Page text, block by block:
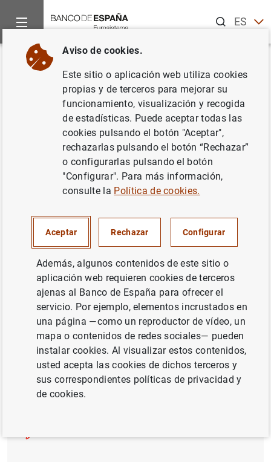
ESEN
Inicio Noticias y eventos
Volver
El BCE anuncia los detalles
operativos de los programas de
compras de bonos de
titulización de activos y de
bonos garantizados
Nota de prensa (103 KB)
Anexo Técnico 1 (28 KB)
Aviso de cookies.
Este sitio o aplicación web utiliza cookies
propias y de terceros para mejorar su
funcionamiento, visualización y recogida
de estadísticas. Puede aceptar todas las
cookies pulsando el botón "Aceptar",
rechazarlas pulsando el botón “Rechazar”
o configurarlas pulsando el botón
"Configurar". Para más información,
consulte la Política de cookies.
Aceptar Rechazar Configurar
Además, algunos contenidos de este sitio o
aplicación web requieren cookies de terceros
ajenas al Banco de España para ofrecer el
servicio. Por ejemplo, elementos incrustados en
una página —como un reproductor de vídeo, un
mapa o contenidos de redes sociales— pueden
instalar cookies. Al visualizar estos contenidos,
usted acepta las cookies de dichos terceros y
sus correspondientes políticas de privacidad y
de cookies.